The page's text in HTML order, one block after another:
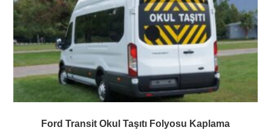
Ford Transit Okul Taşıtı Folyosu Kaplama